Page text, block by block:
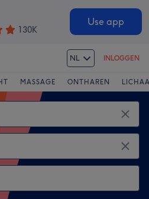
130K
Use app
NL INLOGGEN
MASSAGE ONTHAREN